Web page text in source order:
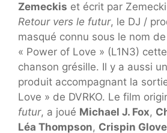
Zemeckis et écrit par
Retour vers le futur, le DJ /
masqué connu sous le nom de
« Power of Love » (L1N3)
chanson grésille. Il y a aussi
produit accompagnant la
Love » de DVRKO. Le film
futur, a joué Michael J. Fox,
Léa Thompson, Crispin